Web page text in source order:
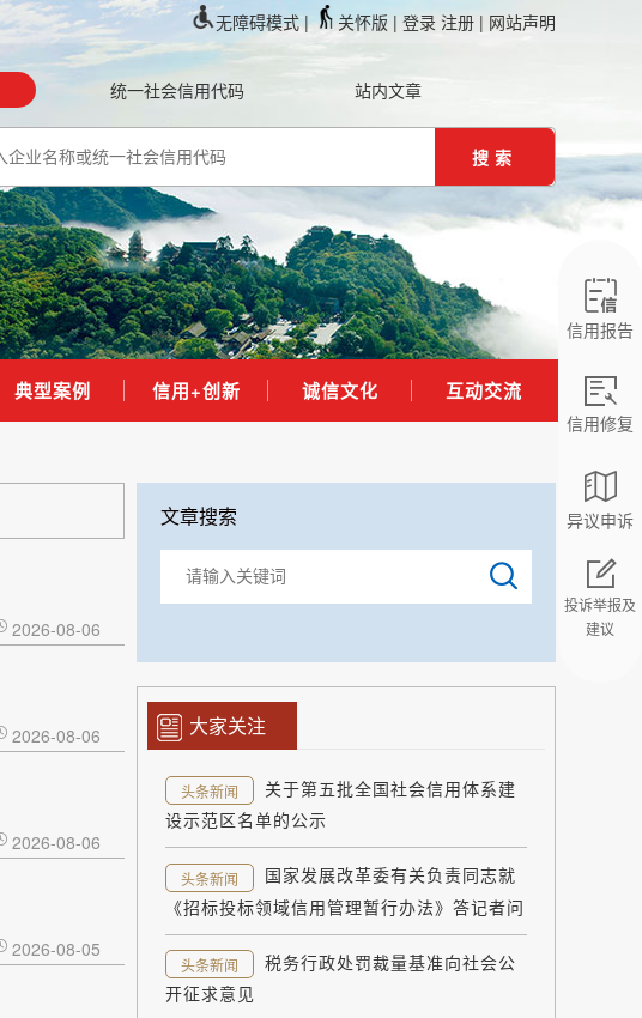
无障碍模式 | 关怀版 | 登录 注册 | 网站声明
统一社会信用代码 站内文章
搜索
典型案例 信用+创新 诚信文化 互动交流
2026-08-06
2026-08-06
2026-08-06
2026-08-05
文章搜索
大家关注
头条新闻
关于第五批全国社会信用体系建
设示范区名单的公示
头条新闻
国家发展改革委有关负责同志就
《招标投标领域信用管理暂行办法》答记者问
头条新闻
税务行政处罚裁量基准向社会公
开征求意见
信用报告
信用修复
异议申诉
投诉举报及
建议